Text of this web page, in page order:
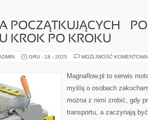
POCZĄTKUJĄCYCH –
KROK PO KROKU
GRU - 18 - 2025 MOŻLIWOŚĆ
Magnaflow.pl to serwis
myślą o osobach
można z nimi zrobić, gdy
transportu, a zaczynają